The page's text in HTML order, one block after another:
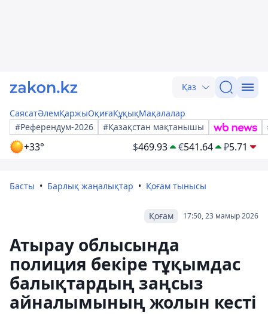
Қаз
СаясатӘлемҚаржыОқиғаҚұқықМақалалар
#Референдум-2026
#Қазақстан мақтанышы
+33° $469.93 €541.64 ₽5.71
Басты Барлық жаңалықтар Қоғам тынысы
17:50, 23 мамыр 2026
Қоғам
Атырау облысында
полиция бекіре тұқымдас
балықтардың заңсыз
айналымының жолын кесті